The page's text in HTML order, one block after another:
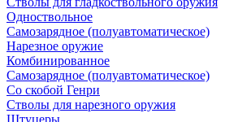
Одноствольное
Самозарядное (полуавтоматическое)
Нарезное оружие
Комбинированное
Самозарядное (полуавтоматическое)
Со скобой Генри
Стволы для нарезного оружия
Штуцеры